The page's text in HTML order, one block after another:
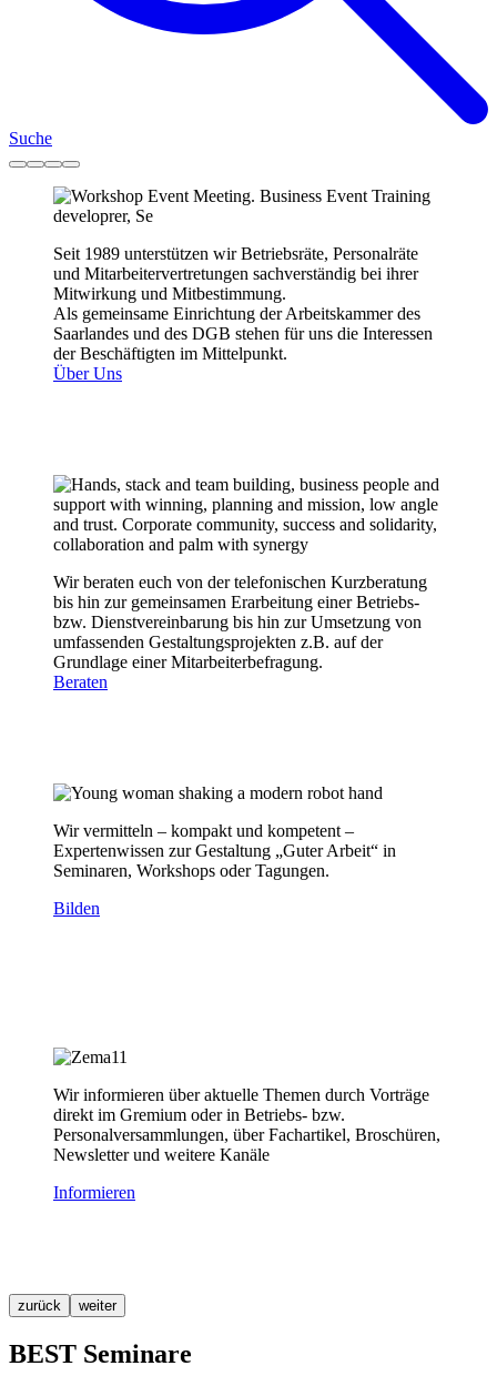
Suche
Seit 1989 unterstützen wir Betriebsräte, Personalräte
und Mitarbeitervertretungen sachverständig bei ihrer
Mitwirkung und Mitbestimmung.
Als gemeinsame Einrichtung der Arbeitskammer des
Saarlandes und des DGB stehen für uns die Interessen
der Beschäftigten im Mittelpunkt.
Über Uns
Wir beraten euch von der telefonischen Kurzberatung
bis hin zur gemeinsamen Erarbeitung einer Betriebs-
bzw. Dienstvereinbarung bis hin zur Umsetzung von
umfassenden Gestaltungsprojekten z.B. auf der
Grundlage einer Mitarbeiterbefragung.
Beraten
Wir vermitteln – kompakt und kompetent –
Expertenwissen zur Gestaltung „Guter Arbeit“ in
Seminaren, Workshops oder Tagungen.
Bilden
Wir informieren über aktuelle Themen durch Vorträge
direkt im Gremium oder in Betriebs- bzw.
Personalversammlungen, über Fachartikel, Broschüren,
Newsletter und weitere Kanäle
Informieren
zurück weiter
BEST Seminare